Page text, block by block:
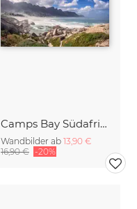
Camps Bay Südafrika
Wandbilder ab 13,90 €
16,90 € -20%